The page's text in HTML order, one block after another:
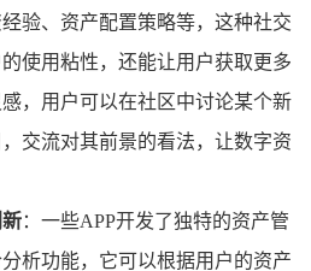
验、资产配置策略等，这种社交
使用粘性，还能让用户获取更多
，用户可以在社区中讨论某个新
，交流对其前景的看法，让数字资
：一些APP开发了独特的资产管
析功能，它可以根据用户的资产